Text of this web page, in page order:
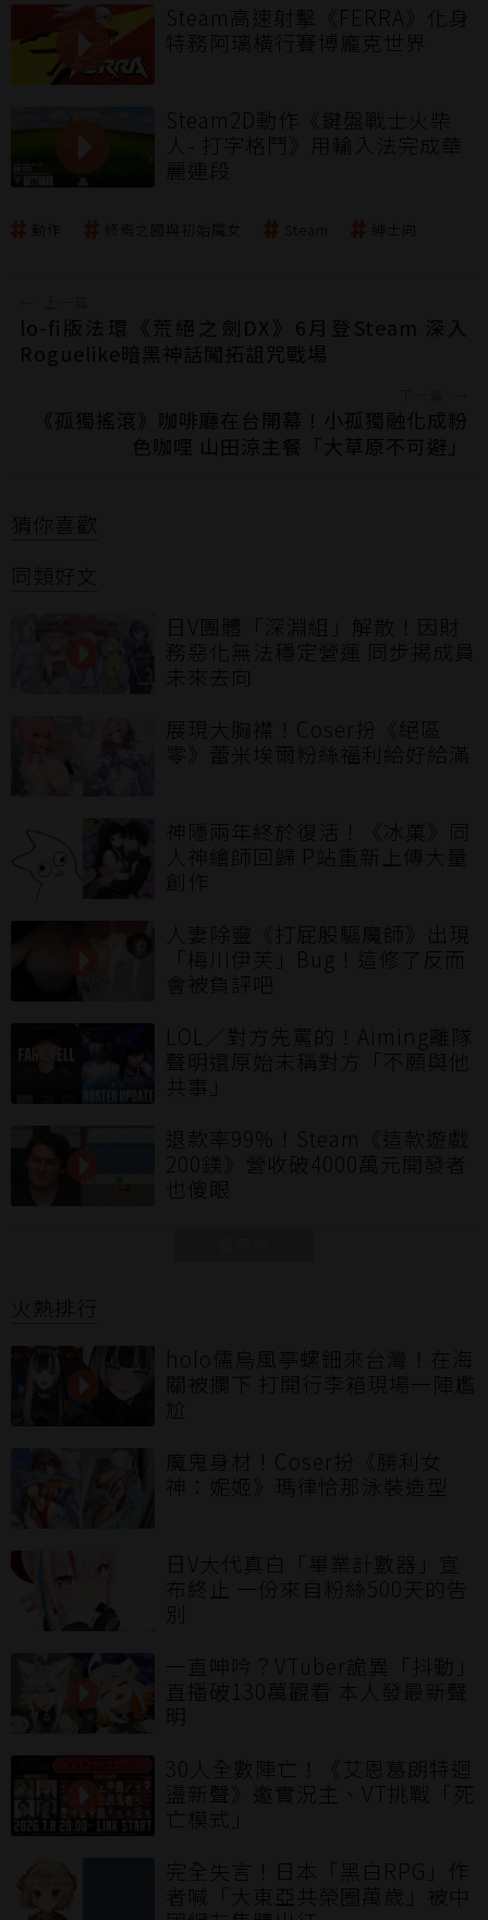
Steam高速射擊《FERRA》化身
特務阿璃橫行賽博龐克世界
Steam2D動作《鍵盤戰士火柴
人- 打字格鬥》用輸入法完成華
麗連段
動作 終焉之國與初始魔女 紳士向
lo-fi版法環《荒絕之劍DX》6月登Steam 深入
Roguelike暗黑神話闖拓詛咒戰場
《孤獨搖滾》咖啡廳在台開幕！小孤獨融化成粉
色咖哩 山田涼主餐「大草原不可避」
猜你喜歡
同類好文
日V團體「深淵組」解散！因財
務惡化無法穩定營運 同步揭成員
未來去向
展現大胸襟！Coser扮《絕區
零》蕾米埃爾粉絲福利給好給滿
神隱兩年終於復活！《冰菓》同
人神繪師回歸 P站重新上傳大量
創作
人妻除靈《打屁股驅魔師》出現
「梅川伊芙」Bug！這修了反而
會被負評吧
LOL／對方先罵的！Aiming離隊
聲明還原始末稱對方「不願與他
共事」
退款率99%！Steam《這款遊戲
200鎂》營收破4000萬元開發者
也傻眼
火熱排行
holo儒烏風亭螺鈿來台灣！在海
關被攔下 打開行李箱現場一陣尷
尬
魔鬼身材！Coser扮《勝利女
神：妮姬》瑪律恰那泳裝造型
日V大代真白「畢業計數器」宣
布終止 一份來自粉絲500天的告
別
一直呻吟？VTuber詭異「抖動」
直播破130萬觀看 本人發最新聲
明
30人全數陣亡！《艾恩葛朗特迴
盪新聲》邀實況主、VT挑戰「死
亡模式」
完全失言！日本「黑白RPG」作
者喊「大東亞共榮圈萬歲」被中